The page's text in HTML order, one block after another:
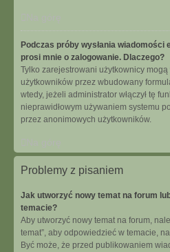
Podczas próby wysłania
prosi mnie o zalogowanie. Dlaczego?
Tylko zarejestrowani użytkownicy
użytkowników przez wbudowany
wtedy, jeżeli administrator włączył tę
nieprawidłowym używaniem systemu
przez anonimowych użytkowników.
Problemy z pisaniem
Jak utworzyć nowy temat na forum
temacie?
Aby utworzyć nowy temat na forum,
temat”, aby odpowiedzieć w temacie,
Być może, że przed publikowaniem